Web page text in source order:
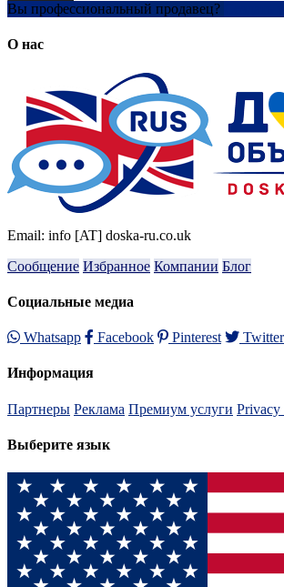
Вы профессиональный продавец?
О нас
Email: info [AT] doska-ru.co.uk
Сообщение Избранное Компании Блог
Социальные медиа
Whatsapp Facebook Pinterest Twitter
Информация
Партнеры Реклама Премиум услуги Privacy
Выберите язык